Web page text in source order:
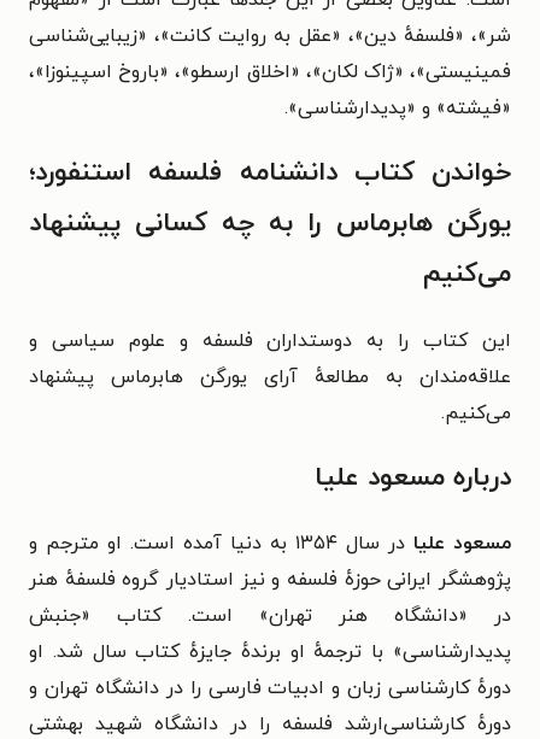
شر»، «فلسفهٔ دین»، «عقل به روایت کانت»، «زیبایی‌شناسی
فمینیستی»، «ژاک لکان»، «اخلاق ارسطو»، «باروخ اسپینوزا»،
«فیشته» و «پدیدارشناسی».
خواندن کتاب دانشنامه فلسفه استنفورد؛
یورگن هابرماس را به چه کسانی پیشنهاد
می‌کنیم
این کتاب را به دوستداران فلسفه و علوم سیاسی و
علاقه‌مندان به مطالعهٔ آرای یورگن هابرماس پیشنهاد
می‌کنیم.
درباره مسعود علیا
مسعود علیا
در سال ۱۳۵۴ به دنیا آمده است. او مترجم و
پژوهشگر ایرانی حوزهٔ فلسفه و نیز استادیار گروه فلسفهٔ هنر
در «دانشگاه هنر تهران» است. کتاب «جنبش
پدیدارشناسی» با ترجمهٔ او برندهٔ جایزه‌ٔ کتاب سال شد. او
دورهٔ کارشناسی زبان و ادبیات فارسی را در دانشگاه تهران و
دورهٔ کارشناسی‌ارشد فلسفه را در دانشگاه شهید بهشتی